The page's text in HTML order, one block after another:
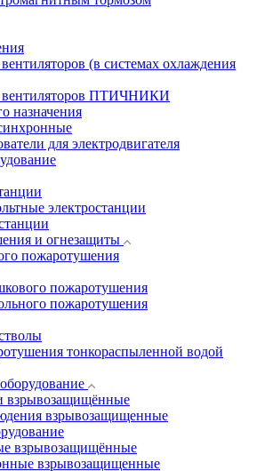
(в системах охлаждения
вентиляторов ПТИЧНИКИ
назначения
для электродвигателя
электростанции
и огнезащиты
пожаротушения
пожаротушения
пожаротушения
тонкораспыленной водой
взрывозащищённые
взрывозащищенные
взрывозащищённые
взрывозащищенные